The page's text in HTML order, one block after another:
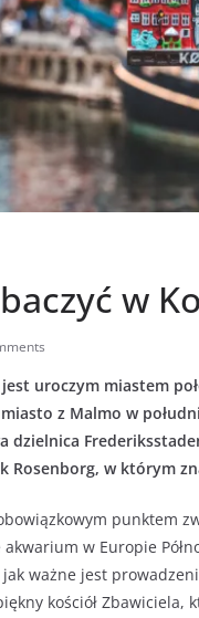
w
uroczym miastem
miasto z Malmo w
dzielnica
Rosenborg, w którym
punktem
w Europie
ważne jest
kościół